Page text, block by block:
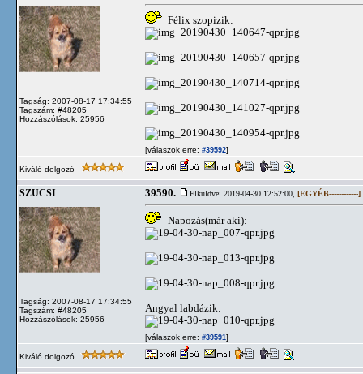
Tagság: 2007-08-17 17:34:55
Tagszám: #48205
Hozzászólások: 25956
Félix szopizik:
[válaszok erre: #39592]
Kiváló dolgozó
SZUCSI
Tagság: 2007-08-17 17:34:55
Tagszám: #48205
Hozzászólások: 25956
39590. Elküldve: 2019-04-30 12:52:00, [EGYÉB------------]
Napozás(már aki):
Angyal labdázik:
[válaszok erre: #39591]
Kiváló dolgozó